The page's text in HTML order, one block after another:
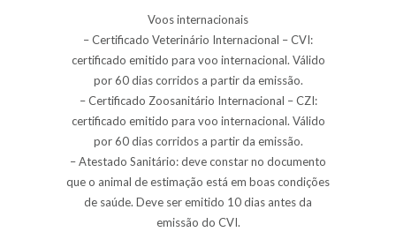
Voos internacionais
– Certificado Veterinário Internacional – CVI:
certificado emitido para voo internacional. Válido
por 60 dias corridos a partir da emissão.
– Certificado Zoosanitário Internacional – CZI:
certificado emitido para voo internacional. Válido
por 60 dias corridos a partir da emissão.
– Atestado Sanitário: deve constar no documento
que o animal de estimação está em boas condições
de saúde. Deve ser emitido 10 dias antes da
emissão do CVI.